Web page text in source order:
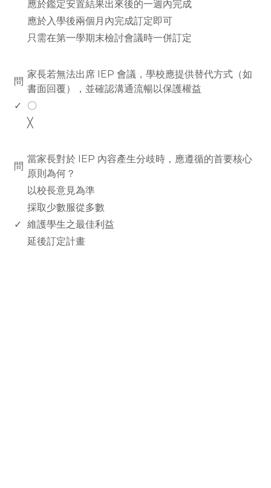
應於鑑定安置結果出來後的一週內完成
應於入學後兩個月內完成訂定即可
只需在第一學期末檢討會議時一併訂定
問
家長若無法出席 IEP 會議，學校應提供替代方式（如
書面回覆），並確認溝通流暢以保護權益
✓
〇
╳
問
當家長對於 IEP 內容產生分歧時，應遵循的首要核心
原則為何？
以校長意見為準
採取少數服從多數
✓ 維護學生之最佳利益
延後訂定計畫